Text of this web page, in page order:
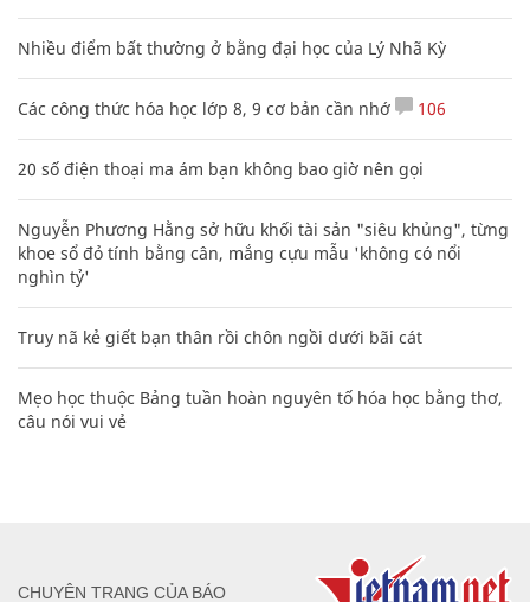
Nhiều điểm bất thường ở bằng đại học của Lý Nhã Kỳ
Các công thức hóa học lớp 8, 9 cơ bản cần nhớ 106
20 số điện thoại ma ám bạn không bao giờ nên gọi
Nguyễn Phương Hằng sở hữu khối tài sản "siêu khủng", từng
khoe sổ đỏ tính bằng cân, mắng cựu mẫu 'không có nổi
nghìn tỷ'
Truy nã kẻ giết bạn thân rồi chôn ngồi dưới bãi cát
Mẹo học thuộc Bảng tuần hoàn nguyên tố hóa học bằng thơ,
câu nói vui vẻ
CHUYÊN TRANG CỦA BÁO